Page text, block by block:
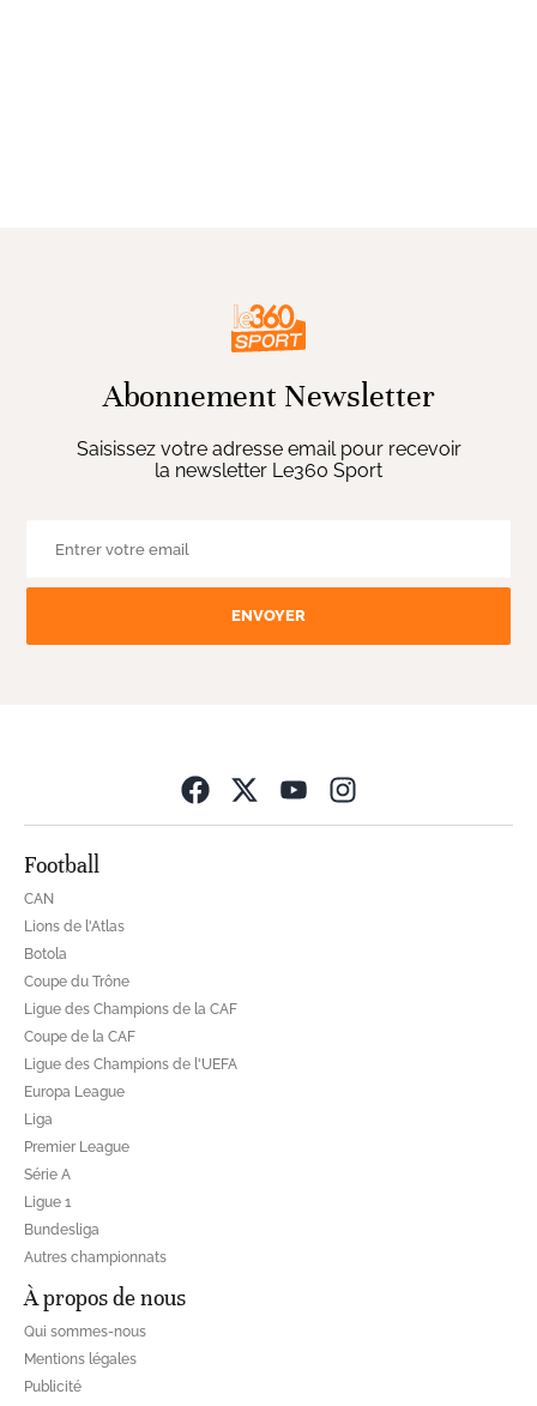
Abonnement Newsletter
Saisissez votre adresse email pour recevoir
la newsletter Le360 Sport
ENVOYER
Football
CAN
Lions de l'Atlas
Botola
Coupe du Trône
Ligue des Champions de la CAF
Coupe de la CAF
Ligue des Champions de l'UEFA
Europa League
Liga
Premier League
Série A
Ligue 1
Bundesliga
Autres championnats
À propos de nous
Qui sommes-nous
Mentions légales
Publicité